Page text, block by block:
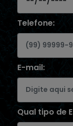
Telefone:
E-mail:
Qual tipo de